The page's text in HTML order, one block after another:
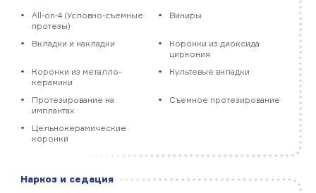
All-on-4 (Условно-съемные
протезы)
Виниры
Вкладки и накладки
Коронки из диоксида
циркония
Коронки из металло­
керамики
Культевые вкладки
Протезирование на
имплантах
Съемное протезирование
Цельно­керамические
коронки
Наркоз и седация